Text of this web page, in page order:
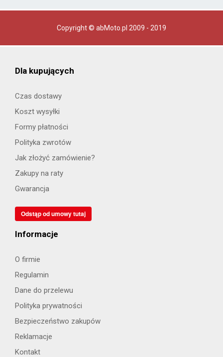
Copyright © abMoto.pl 2009 - 2019
Dla kupujących
Czas dostawy
Koszt wysyłki
Formy płatności
Polityka zwrotów
Jak złożyć zamówienie?
Zakupy na raty
Gwarancja
Odstąp od umowy tutaj
Informacje
O firmie
Regulamin
Dane do przelewu
Polityka prywatności
Bezpieczeństwo zakupów
Reklamacje
Kontakt